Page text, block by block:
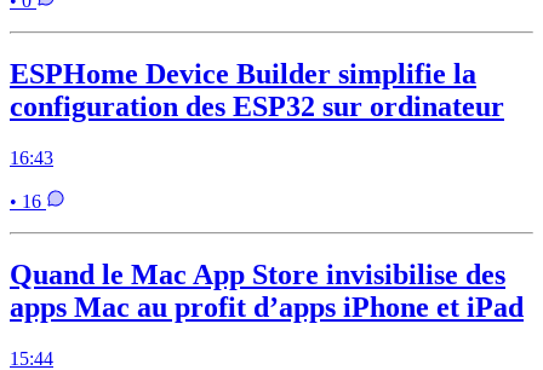
ESPHome Device Builder simplifie la
configuration des ESP32 sur ordinateur
16:43
• 16
Quand le Mac App Store invisibilise des
apps Mac au profit d’apps iPhone et iPad
15:44